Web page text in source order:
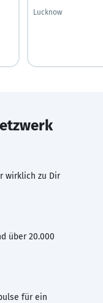
Lucknow
wirklich zu Dir
über 20.000
für ein